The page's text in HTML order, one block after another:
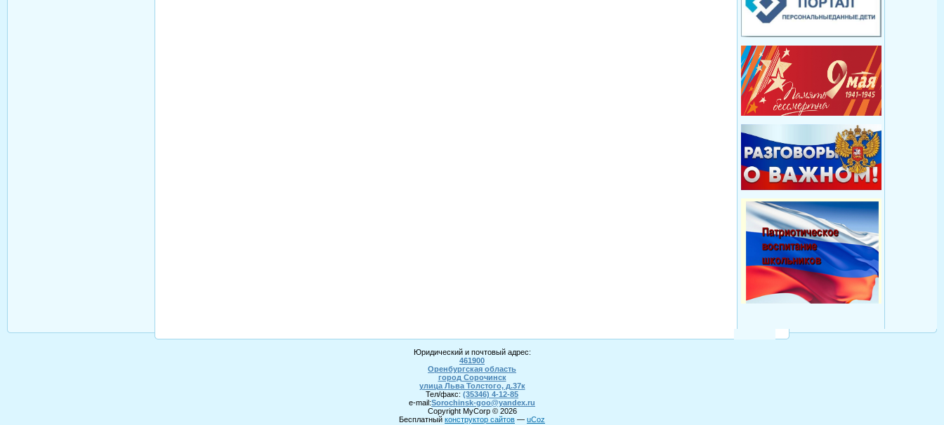
Юридический и почтовый адрес:
461900
Оренбургская область
город Сорочинск
улица Льва Толстого, д.37к
Тел/факс: (35346) 4-12-85
e-mail:Sorochinsk-goo@yandex.ru
Copyright MyCorp © 2026
Бесплатный конструктор сайтов — uCoz